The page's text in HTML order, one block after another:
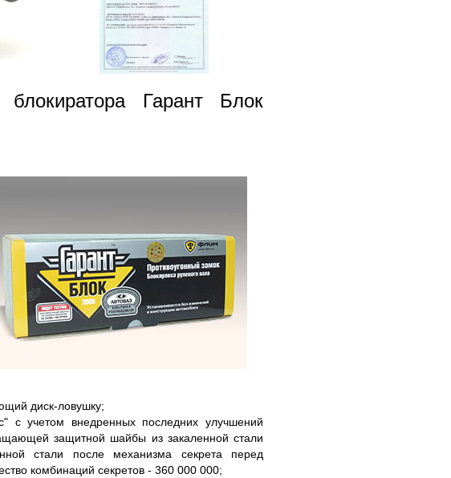
блокиратора Гарант Блок
диск-ловушку;
с учетом внедренных последних улучшений
защитной шайбы из закаленной стали
стали после механизма секрета перед
комбинаций секретов - 360 000 000;